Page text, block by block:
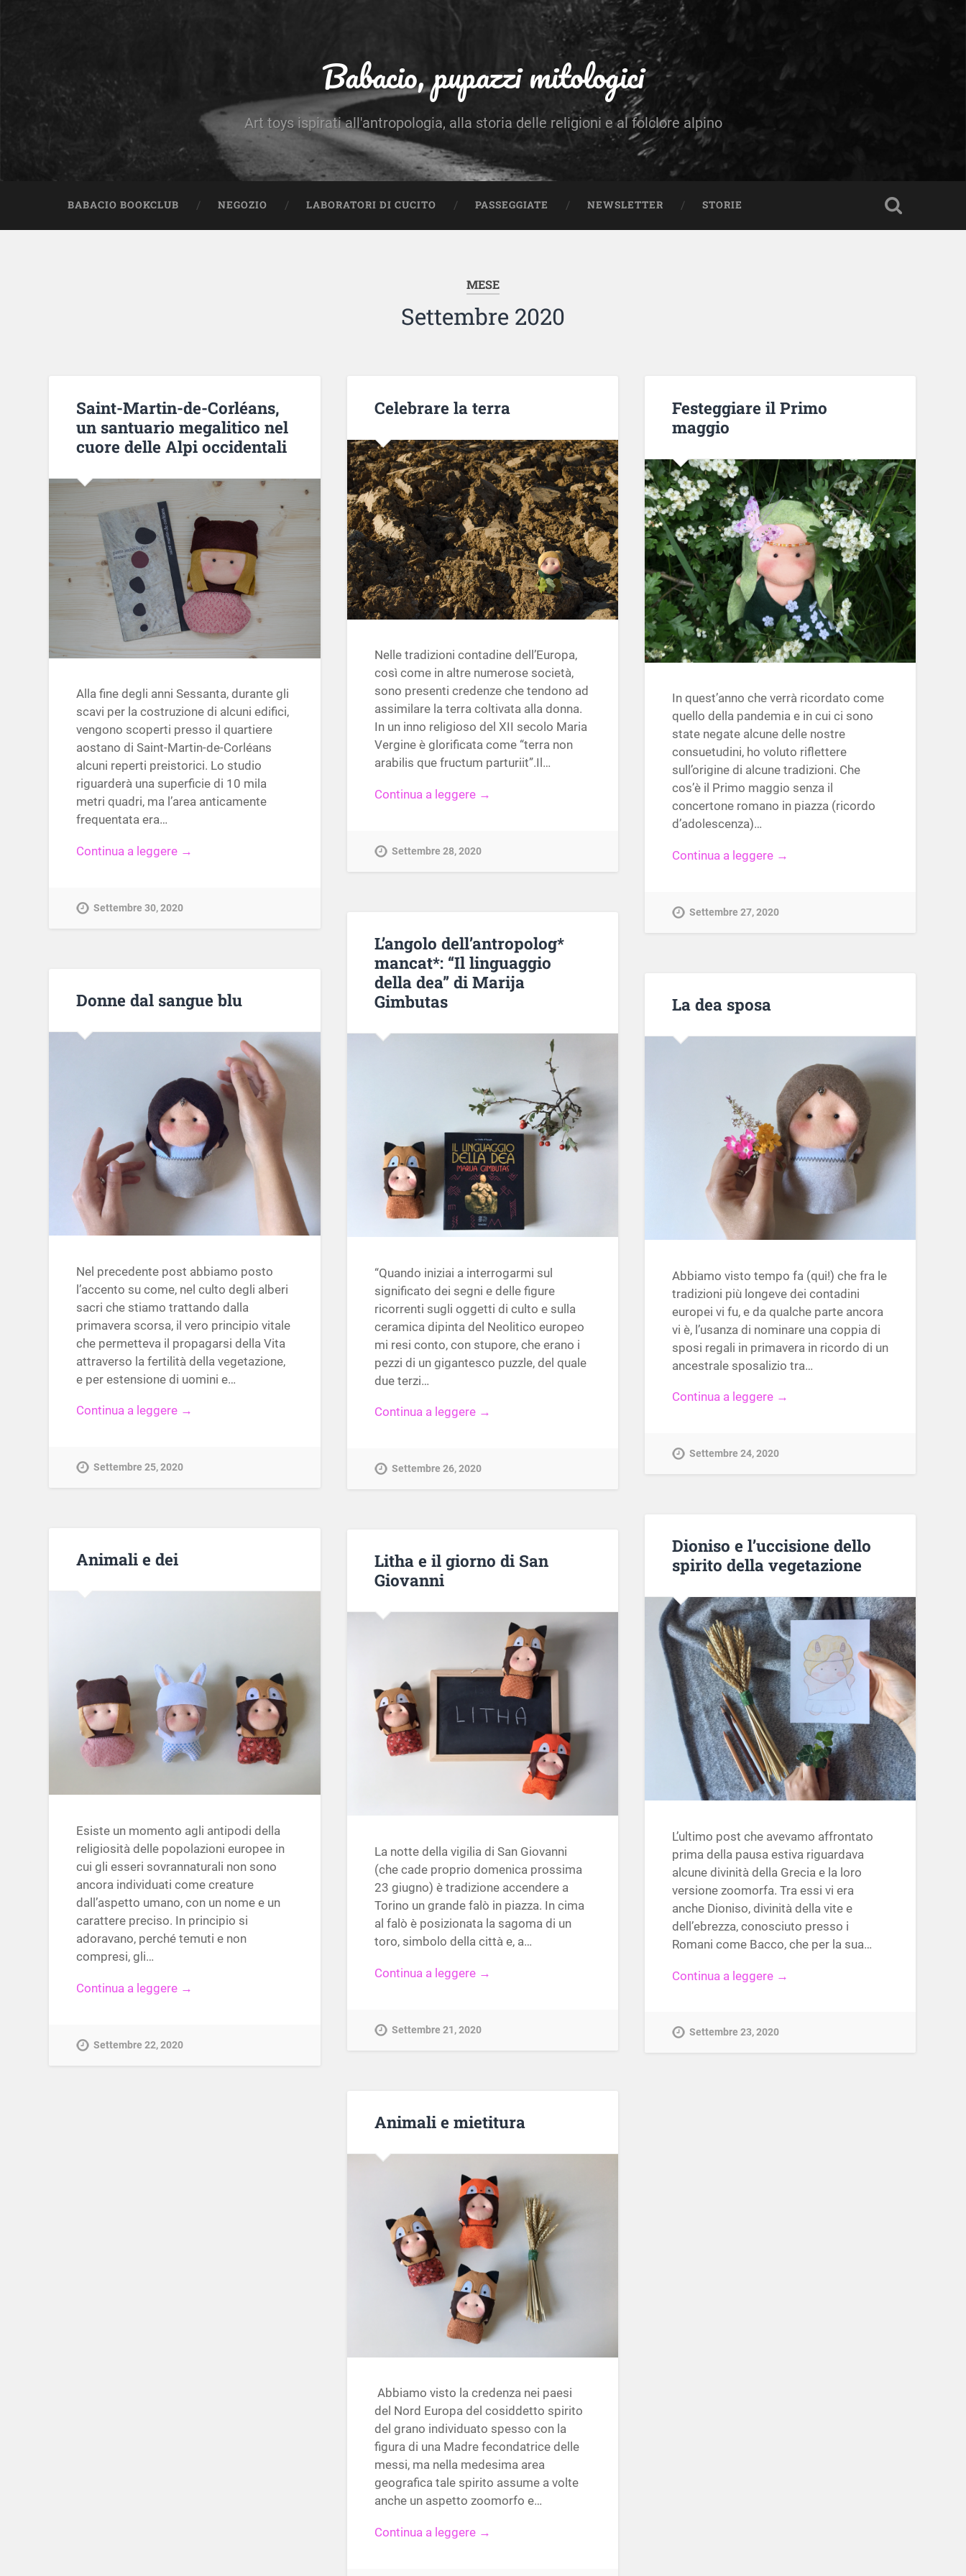
Babacio, pupazzi mitologici
Art toys ispirati all'antropologia, alla storia delle religioni e al folclore alpino
BABACIO BOOKCLUB NEGOZIO LABORATORI DI CUCITO PASSEGGIATE NEWSLETTER STORIE
MESE
Settembre 2020
Saint-Martin-de-Corléans,
un santuario megalitico nel
cuore delle Alpi occidentali
Alla fine degli anni Sessanta, durante gli
scavi per la costruzione di alcuni edifici,
vengono scoperti presso il quartiere
aostano di Saint-Martin-de-Corléans
alcuni reperti preistorici. Lo studio
riguarderà una superficie di 10 mila
metri quadri, ma l’area anticamente
frequentata era…
Continua a leggere →
Settembre 30, 2020
Celebrare la terra
Nelle tradizioni contadine dell’Europa,
così come in altre numerose società,
sono presenti credenze che tendono ad
assimilare la terra coltivata alla donna.
In un inno religioso del XII secolo Maria
Vergine è glorificata come “terra non
arabilis que fructum parturiit”.Il…
Continua a leggere →
Settembre 28, 2020
Festeggiare il Primo
maggio
In quest’anno che verrà ricordato come
quello della pandemia e in cui ci sono
state negate alcune delle nostre
consuetudini, ho voluto riflettere
sull’origine di alcune tradizioni. Che
cos’è il Primo maggio senza il
concertone romano in piazza (ricordo
d’adolescenza)…
Continua a leggere →
Settembre 27, 2020
L’angolo dell’antropolog*
mancat*: “Il linguaggio
della dea” di Marija
Gimbutas
“Quando iniziai a interrogarmi sul
significato dei segni e delle figure
ricorrenti sugli oggetti di culto e sulla
ceramica dipinta del Neolitico europeo
mi resi conto, con stupore, che erano i
pezzi di un gigantesco puzzle, del quale
due terzi…
Continua a leggere →
Settembre 26, 2020
Donne dal sangue blu
Nel precedente post abbiamo posto
l’accento su come, nel culto degli alberi
sacri che stiamo trattando dalla
primavera scorsa, il vero principio vitale
che permetteva il propagarsi della Vita
attraverso la fertilità della vegetazione,
e per estensione di uomini e…
Continua a leggere →
Settembre 25, 2020
La dea sposa
Abbiamo visto tempo fa (qui!) che fra le
tradizioni più longeve dei contadini
europei vi fu, e da qualche parte ancora
vi è, l’usanza di nominare una coppia di
sposi regali in primavera in ricordo di un
ancestrale sposalizio tra…
Continua a leggere →
Settembre 24, 2020
Dioniso e l’uccisione dello
spirito della vegetazione
L’ultimo post che avevamo affrontato
prima della pausa estiva riguardava
alcune divinità della Grecia e la loro
versione zoomorfa. Tra essi vi era
anche Dioniso, divinità della vite e
dell’ebrezza, conosciuto presso i
Romani come Bacco, che per la sua…
Continua a leggere →
Settembre 23, 2020
Animali e dei
Esiste un momento agli antipodi della
religiosità delle popolazioni europee in
cui gli esseri sovrannaturali non sono
ancora individuati come creature
dall’aspetto umano, con un nome e un
carattere preciso. In principio si
adoravano, perché temuti e non
compresi, gli…
Continua a leggere →
Settembre 22, 2020
Litha e il giorno di San
Giovanni
La notte della vigilia di San Giovanni
(che cade proprio domenica prossima
23 giugno) è tradizione accendere a
Torino un grande falò in piazza. In cima
al falò è posizionata la sagoma di un
toro, simbolo della città e, a…
Continua a leggere →
Settembre 21, 2020
Animali e mietitura
Abbiamo visto la credenza nei paesi
del Nord Europa del cosiddetto spirito
del grano individuato spesso con la
figura di una Madre fecondatrice delle
messi, ma nella medesima area
geografica tale spirito assume a volte
anche un aspetto zoomorfo e…
Continua a leggere →